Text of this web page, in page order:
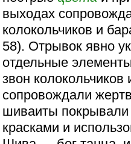
выходах
колокольчиков и
58). Отрывок явно
отдельные
звон
сопровождали
шиваиты
красками и